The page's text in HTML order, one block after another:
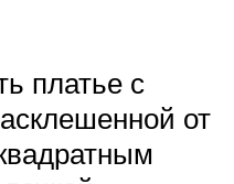
платье с
от